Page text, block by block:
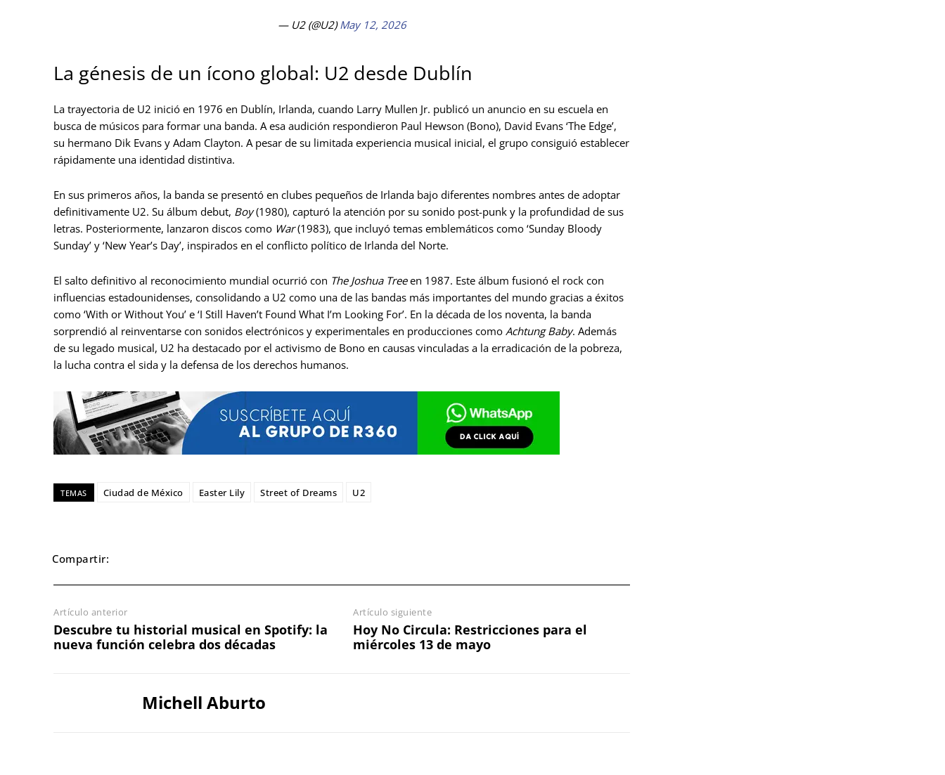
— U2 (@U2)May 12, 2026
La génesis de un ícono global: U2 desde Dublín
La trayectoria de U2 inició en 1976 en Dublín, Irlanda, cuando Larry Mullen Jr. publicó un anuncio en su escuela en
busca de músicos para formar una banda. A esa audición respondieron Paul Hewson (Bono), David Evans ‘The Edge’,
su hermano Dik Evans y Adam Clayton. A pesar de su limitada experiencia musical inicial, el grupo consiguió establecer
rápidamente una identidad distintiva.
En sus primeros años, la banda se presentó en clubes pequeños de Irlanda bajo diferentes nombres antes de adoptar
definitivamente U2. Su álbum debut, Boy(1980), capturó la atención por su sonido post-punk y la profundidad de sus
letras. Posteriormente, lanzaron discos como War(1983), que incluyó temas emblemáticos como ‘Sunday Bloody
Sunday’ y ‘New Year’s Day’, inspirados en el conflicto político de Irlanda del Norte.
El salto definitivo al reconocimiento mundial ocurrió con The Joshua Treeen 1987. Este álbum fusionó el rock con
influencias estadounidenses, consolidando a U2 como una de las bandas más importantes del mundo gracias a éxitos
como ‘With or Without You’ e ‘I Still Haven’t Found What I’m Looking For’. En la década de los noventa, la banda
sorprendió al reinventarse con sonidos electrónicos y experimentales en producciones como Achtung Baby. Además
de su legado musical, U2 ha destacado por el activismo de Bono en causas vinculadas a la erradicación de la pobreza,
la lucha contra el sida y la defensa de los derechos humanos.
TEMAS Ciudad de México Easter Lily Street of Dreams U2
Compartir:
Artículo anterior
Descubre tu historial musical en Spotify: la
nueva función celebra dos décadas
Artículo siguiente
Hoy No Circula: Restricciones para el
miércoles 13 de mayo
Michell Aburto